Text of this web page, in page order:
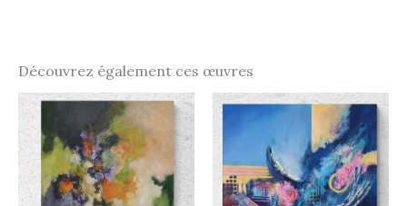
Découvrez également ces œuvres